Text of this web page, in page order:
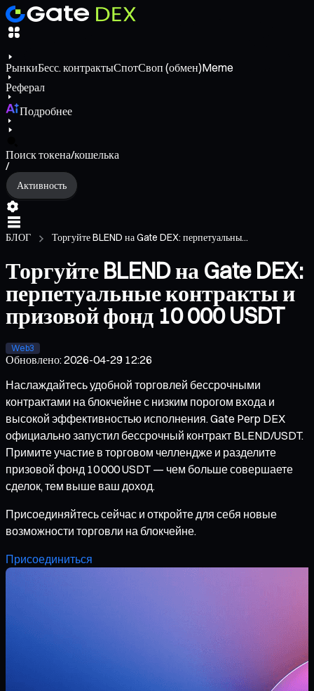
РынкиБесс. контрактыСпотСвоп (обмен)Meme
Реферал
Подробнее
Поиск токена/кошелька
/
Активность
БЛОГ Торгуйте BLEND на Gate DEX: перпетуальны...
Торгуйте BLEND на Gate DEX:
перпетуальные контракты и
призовой фонд 10 000 USDT
Web3
Обновлено:2026-04-29 12:26
Наслаждайтесь удобной торговлей бессрочными
контрактами на блокчейне с низким порогом входа и
высокой эффективностью исполнения. Gate Perp DEX
официально запустил бессрочный контракт BLEND/USDT.
Примите участие в торговом челлендже и разделите
призовой фонд 10 000 USDT — чем больше совершаете
сделок, тем выше ваш доход.
Присоединяйтесь сейчас и откройте для себя новые
возможности торговли на блокчейне.
Присоединиться